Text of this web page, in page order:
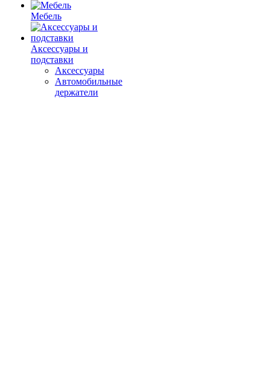
Мебель
Аксессуары и
подставки
Аксессуары
Автомобильные
держатели